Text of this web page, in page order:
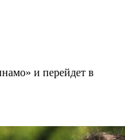
и перейдет в